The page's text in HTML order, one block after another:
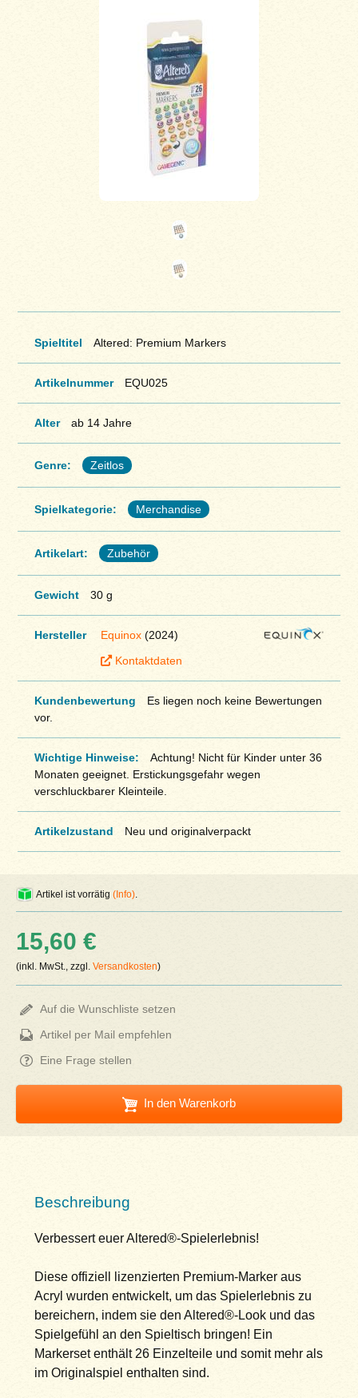
Spieltitel Altered: Premium Markers
Artikelnummer EQU025
Alter ab 14 Jahre
Genre: Zeitlos
Spielkategorie: Merchandise
Artikelart: Zubehör
Gewicht 30 g
Hersteller Equinox(2024)
Kontaktdaten
Kundenbewertung
Es liegen noch keine Bewertungen
vor.
Wichtige Hinweise:
Achtung! Nicht für Kinder unter 36
Monaten geeignet. Erstickungsgefahr wegen
verschluckbarer Kleinteile.
Artikelzustand Neu und originalverpackt
Artikel ist vorrätig(Info)
15,60 €
(inkl. MwSt., zzgl.Versandkosten)
Auf die Wunschliste setzen
Artikel per Mail empfehlen
Eine Frage stellen
In den Warenkorb
Beschreibung
Verbessert euer Altered®-Spielerlebnis!
Diese offiziell lizenzierten Premium-Marker aus
Acryl wurden entwickelt, um das Spielerlebnis zu
bereichern, indem sie den Altered®-Look und das
Spielgefühl an den Spieltisch bringen! Ein
Markerset enthält 26 Einzelteile und somit mehr als
im Originalspiel enthalten sind.